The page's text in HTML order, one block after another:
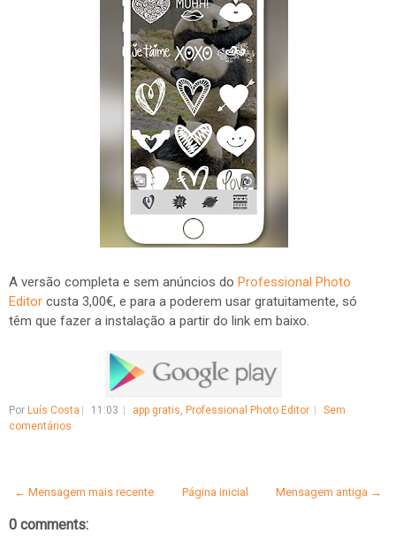
A versão completa e sem anúncios do Professional Photo
Editor custa 3,00€, e para a poderem usar gratuitamente, só
têm que fazer a instalação a partir do link em baixo.
Por Luís Costa 11:03 app gratis, Professional Photo Editor
Sem
comentários
← Mensagem mais recente Mensagem antiga →
Página inicial
0 comments: